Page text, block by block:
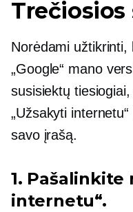
Trečiosios
Norėdami užtikrinti,
„Google“ mano
susisiektų
„Užsakyti
savo įrašą.
1. Pašalinkite
internetu“.